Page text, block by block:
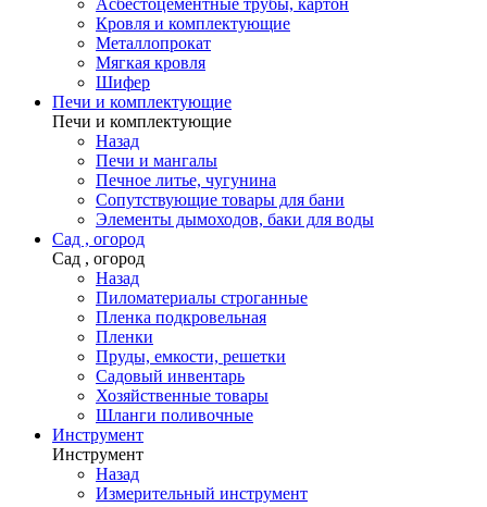
Асбестоцементные трубы, картон
Кровля и комплектующие
Металлопрокат
Мягкая кровля
Шифер
Печи и комплектующие
Печи и комплектующие
Назад
Печи и мангалы
Печное литье, чугунина
Сопутствующие товары для бани
Элементы дымоходов, баки для воды
Сад , огород
Сад , огород
Назад
Пиломатериалы строганные
Пленка подкровельная
Пленки
Пруды, емкости, решетки
Садовый инвентарь
Хозяйственные товары
Шланги поливочные
Инструмент
Инструмент
Назад
Измерительный инструмент